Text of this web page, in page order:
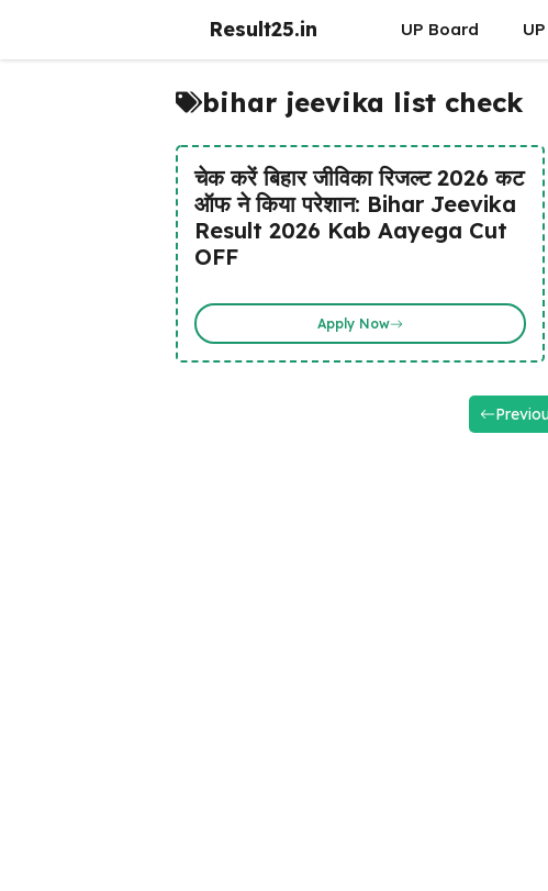
Result25.in UP Board
bihar jeevika list check
चेक करें बिहार जीविका रिजल्ट 2026 कट
ऑफ ने किया परेशान: Bihar Jeevika
Result 2026 Kab Aayega Cut
OFF
Apply Now